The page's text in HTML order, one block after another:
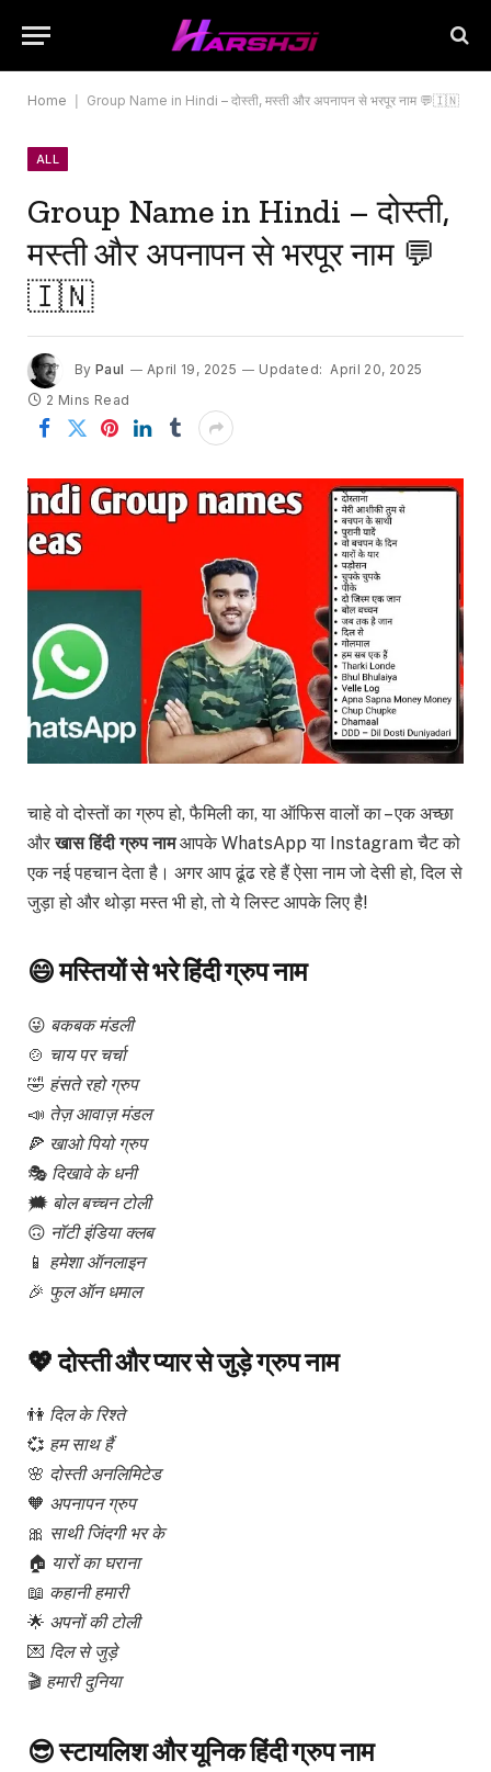
Home Group Name in Hindi – दोस्ती, मस्ती और अपनापन से भरपूर नाम 💬🇮🇳
ALL
Group Name in Hindi – दोस्ती,
मस्ती और अपनापन से भरपूर नाम 💬
🇮🇳
By Paul April 19, 2025 Updated: April 20, 2025
2 Mins Read
चाहे वो दोस्तों का ग्रुप हो, फैमिली का, या ऑफिस वालों का – एक अच्छा
औरखास हिंदी ग्रुप नामआपके WhatsApp या Instagram चैट को
एक नई पहचान देता है। अगर आप ढूंढ रहे हैं ऐसा नाम जो देसी हो, दिल से
जुड़ा हो और थोड़ा मस्त भी हो, तो ये लिस्ट आपके लिए है!
😄 मस्तियों से भरे हिंदी ग्रुप नाम
😜 बकबक मंडली
🍲 चाय पर चर्चा
🤣 हंसते रहो ग्रुप
📣 तेज़ आवाज़ मंडल
🍕 खाओ पियो ग्रुप
🎭 दिखावे के धनी
🗯️ बोल बच्चन टोली
🙃 नॉटी इंडिया क्लब
📱 हमेशा ऑनलाइन
🎉 फुल ऑन धमाल
💖 दोस्ती और प्यार से जुड़े ग्रुप नाम
👫 दिल के रिश्ते
💞 हम साथ हैं
🌸 दोस्ती अनलिमिटेड
🧡 अपनापन ग्रुप
🎀 साथी जिंदगी भर के
🏠 यारों का घराना
📖 कहानी हमारी
🌟 अपनों की टोली
💌 दिल से जुड़े
🎬 हमारी दुनिया
😎 स्टायलिश और यूनिक हिंदी ग्रुप नाम